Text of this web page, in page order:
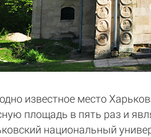
известное место
площадь в пять раз и
национальный